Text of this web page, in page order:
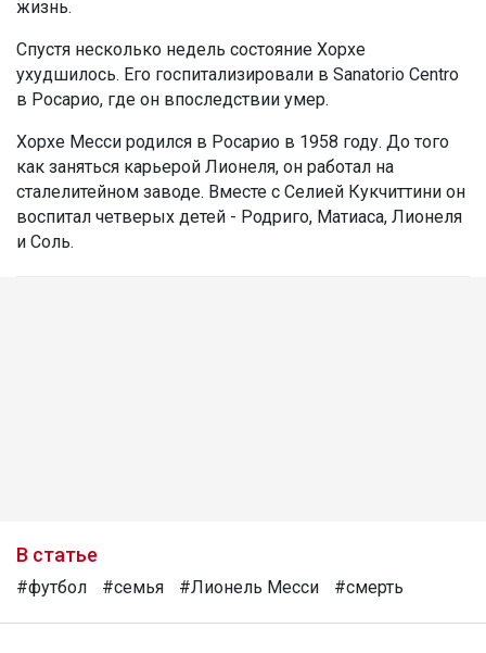
жизнь.
Спустя несколько недель состояние Хорхе
ухудшилось. Его госпитализировали в Sanatorio Centro
в Росарио, где он впоследствии умер.
Хорхе Месси родился в Росарио в 1958 году. До того
как заняться карьерой Лионеля, он работал на
сталелитейном заводе. Вместе с Селией Кукчиттини он
воспитал четверых детей - Родриго, Матиаса, Лионеля
и Соль.
В статье
#футбол #семья #Лионель Месси #смерть